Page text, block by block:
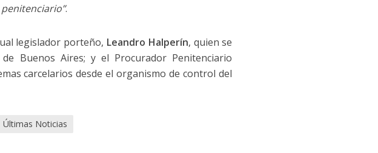
.
legislador porteño, Leandro Halperín, quien se
Buenos Aires; y el Procurador Penitenciario
carcelarios desde el organismo de control del
Últimas Noticias